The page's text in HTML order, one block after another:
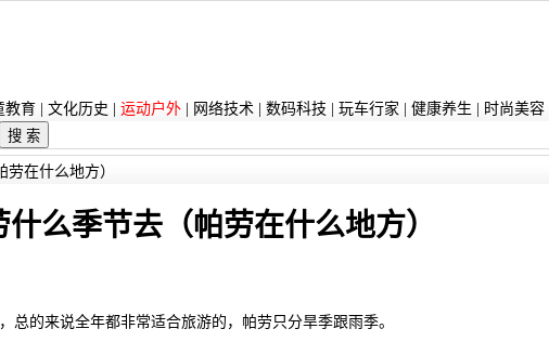
教育| 文化历史 运动户外| 网络技术| 数码科技 玩车行家 健康养生 时尚美容|
在什么地方）
什么季节去（帕劳在什么地方）
总的来说全年都非常适合旅游的，帕劳只分旱季跟雨季。